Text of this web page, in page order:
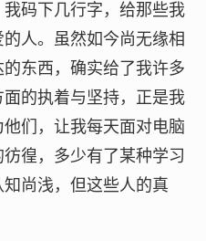
码下几行字，给那些我
人。虽然如今尚无缘相
东西，确实给了我许多
的执着与坚持，正是我
们，让我每天面对电脑
徨，多少有了某种学习
尚浅，但这些人的真